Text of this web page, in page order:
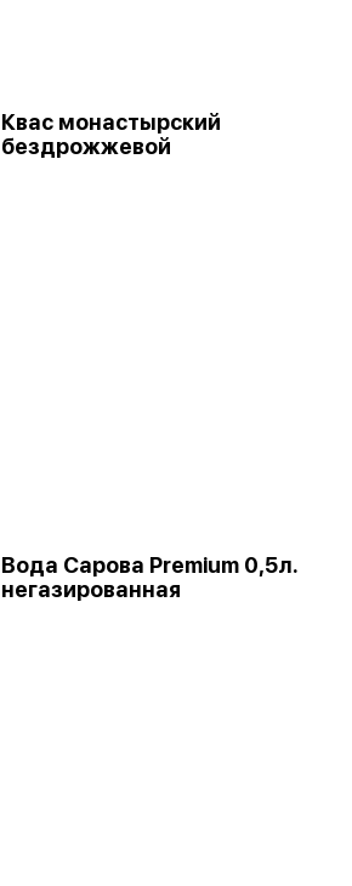
Квас монастырский
бездрожжевой
Вода Сарова Premium 0,5л.
негазированная